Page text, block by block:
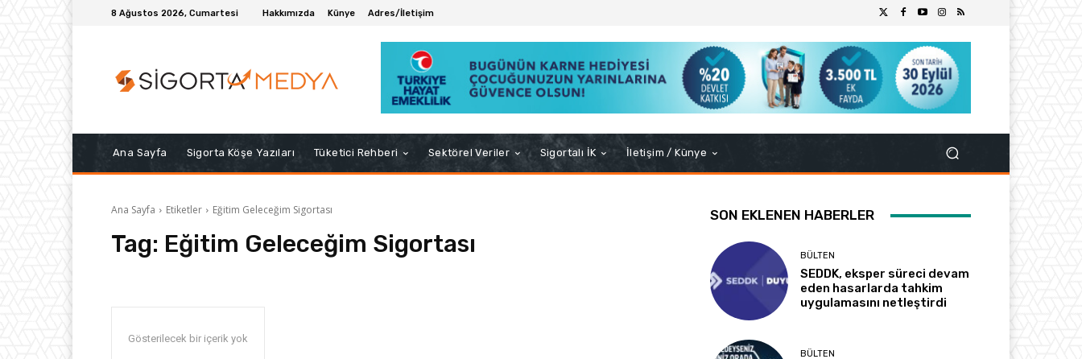
8 Ağustos 2026, Cumartesi Hakkımızda Künye Adres/İletişim
Ana Sayfa Sigorta Köşe Yazıları Tüketici Rehberi Sektörel Veriler Sigortalı İK İletişim / Künye
Ana Sayfa Etiketler Eğitim Geleceğim Sigortası
Tag: Eğitim Geleceğim Sigortası
Gösterilecek bir içerik yok
SON EKLENEN HABERLER
BÜLTEN
SEDDK, eksper süreci devam
eden hasarlarda tahkim
uygulamasını netleştirdi
BÜLTEN